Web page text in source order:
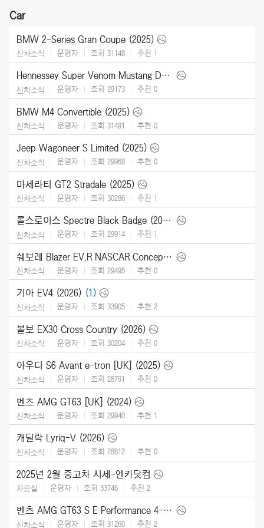
Car
BMW 2-Series Gran Coupe (2025)
신차소식 운영자 조회 31148 추천 1
Hennessey Super Venom Mustang Dark Horse (2025)
신차소식 운영자 조회 29173 추천 0
BMW M4 Convertible (2025)
신차소식 운영자 조회 31491 추천 0
Jeep Wagoneer S Limited (2025)
신차소식 운영자 조회 29968 추천 0
마세라티 GT2 Stradale (2025)
신차소식 운영자 조회 30286 추천 1
롤스로이스 Spectre Black Badge (2026)
신차소식 운영자 조회 29914 추천 1
쉐보레 Blazer EV.R NASCAR Concept (2025)
신차소식 운영자 조회 29495 추천 0
기아 EV4 (2026) (1)
신차소식 운영자 조회 33905 추천 2
볼보 EX30 Cross Country (2026)
신차소식 운영자 조회 30204 추천 0
아우디 S6 Avant e-tron [UK] (2025)
신차소식 운영자 조회 28791 추천 0
벤츠 AMG GT63 [UK] (2024)
신차소식 운영자 조회 29940 추천 1
캐딜락 Lyriq-V (2026)
신차소식 운영자 조회 28812 추천 0
2025년 2월 중고차 시세-엔카닷컴
자료실 운영자 조회 33746 추천 2
벤츠 AMG GT63 S E Performance 4-Door (2025)
신차소식 운영자 조회 31260 추천 2